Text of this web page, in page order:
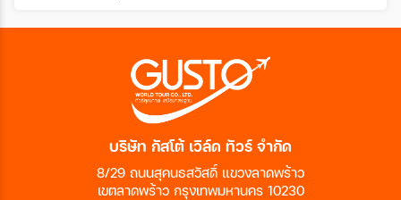
บริษัท กัสโต้ เวิล์ด ทัวร์ จำกัด
8/29 ถนนสุคนธสวัสดิ์ แขวงลาดพร้าว
เขตลาดพร้าว กรุงเทพมหานคร 10230